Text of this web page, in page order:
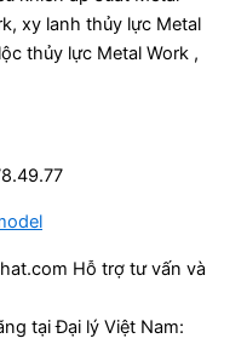
xy lanh thủy lực Metal
thủy lực Metal Work ,
Hỗ trợ tư vấn và
tại Đại lý Việt Nam: